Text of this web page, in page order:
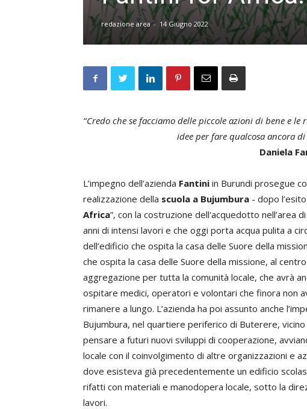
redazione area- 14 Giugno 2022
“Credo che se facciamo delle piccole azioni di bene e
idee per fare qualcosa ancora
Daniela
L’impegno dell’azienda Fantini in Burundi prosegue
realizzazione della scuola a Bujumbura - dopo
Africa”, con la costruzione dell'acquedotto nell’area
anni di intensi lavori e che oggi porta acqua pulita a
dell’edificio che ospita la casa delle Suore della
che ospita la casa delle Suore della missione, al
aggregazione per tutta la comunità locale, che avrà
ospitare medici, operatori e volontari che finora non
rimanere a lungo. L’azienda ha poi assunto anche
Bujumbura, nel quartiere periferico di Buterere,
pensare a futuri nuovi sviluppi di cooperazione,
locale con il coinvolgimento di altre organizzazioni e
dove esisteva già precedentemente un edificio
rifatti con materiali e manodopera locale, sotto la
lavori.